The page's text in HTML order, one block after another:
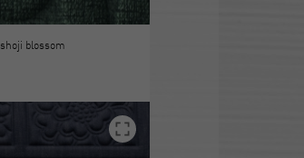
shoji blossom